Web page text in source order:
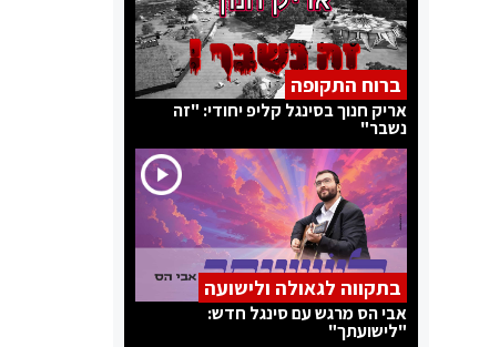
ברוח התקופה
אריק חנוך בסינגל קליפ יחודי: "זה
נשבר"
בתקווה לגאולה ולישועה
אבי הס מרגש עם סינגל חדש:
"לישועתך"